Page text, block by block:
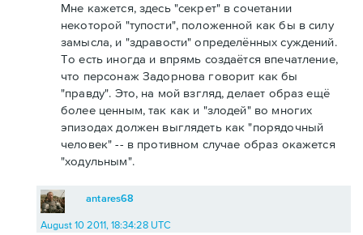
Мне кажется, здесь "секрет" в сочетании
некоторой "тупости", положенной как бы в силу
замысла, и "здравости" определённых суждений.
То есть иногда и впрямь создаётся впечатление,
что персонаж Задорнова говорит как бы
"правду". Это, на мой взгляд, делает образ ещё
более ценным, так как и "злодей" во многих
эпизодах должен выглядеть как "порядочный
человек" -- в противном случае образ окажется
"ходульным".
antares68
August 10 2011, 18:34:28 UTC